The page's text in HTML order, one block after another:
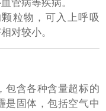
粒物，可入上呼吸
对较小。
包含各种含量超标的
是固体，包括空气中